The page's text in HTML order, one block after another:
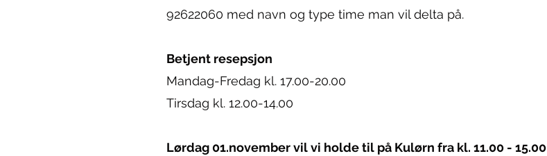
92622060 med navn og type time man vil delta på. ​
Betjent resepsjon
Mandag-Fredag kl. 17.00-20.00
Tirsdag kl. 12.00-14.00
Lørdag 01.november vil vi holde til på Kulørn fra kl. 11.00 - 15.00